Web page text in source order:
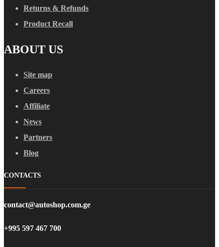
Returns & Refunds
Product Recall
ABOUT US
Site map
Careers
Affiliate
News
Partners
Blog
CONTACTS
contact@autoshop.com.ge
+995 597 467 700